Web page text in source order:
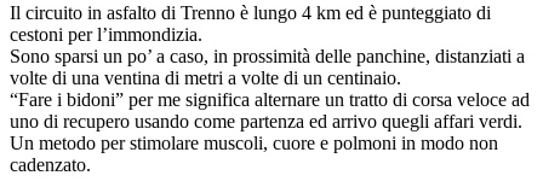
Il circuito in asfalto di Trenno è lungo 4 km ed è punteggiato di
cestoni per l’immondizia.
Sono sparsi un po’ a caso, in prossimità delle panchine, distanziati a
volte di una ventina di metri a volte di un centinaio.
“Fare i bidoni” per me significa alternare un tratto di corsa veloce ad
uno di recupero usando come partenza ed arrivo quegli affari verdi.
Un metodo per stimolare muscoli, cuore e polmoni in modo non
cadenzato.